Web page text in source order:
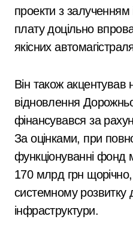
проекти з залученням
плату доцільно
якісних
Він також акцентував
відновлення
фінансувався за
За оцінками, при
функціонуванні фонд
170 млрд грн
системному розвитку
інфраструктури.